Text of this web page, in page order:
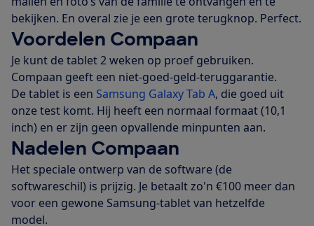
bekijken. En overal zie je een grote terugknop. Perfect.
Voordelen Compaan
Je kunt de tablet 2 weken op proef gebruiken.
Compaan geeft een niet-goed-geld-teruggarantie.
De tablet is een Samsung Galaxy Tab A, die goed uit
onze test komt. Hij heeft een normaal formaat (10,1
inch) en er zijn geen opvallende minpunten aan.
Nadelen Compaan
Het speciale ontwerp van de software (de
softwareschil) is prijzig. Je betaalt zo'n €100 meer dan
voor een gewone Samsung-tablet van hetzelfde
model.